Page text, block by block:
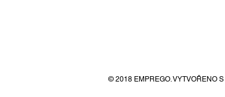
© 2018 EMPREGO. VYTVOŘENO S